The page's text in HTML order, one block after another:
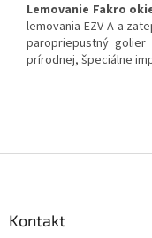
Lemovanie Fakro
lemovania EZV-A a
paropriepustný
prírodnej, špeciálne
Kontakt